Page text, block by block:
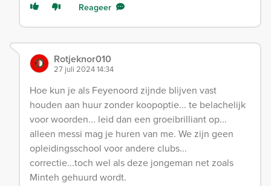
Reageer
Rotjeknor010
27 juli 2024 14:34
Hoe kun je als Feyenoord zijnde blijven vast
houden aan huur zonder koopoptie... te belachelijk
voor woorden... leid dan een groeibrilliant op...
alleen messi mag je huren van me. We zijn geen
opleidingsschool voor andere clubs...
correctie...toch wel als deze jongeman net zoals
Minteh gehuurd wordt.